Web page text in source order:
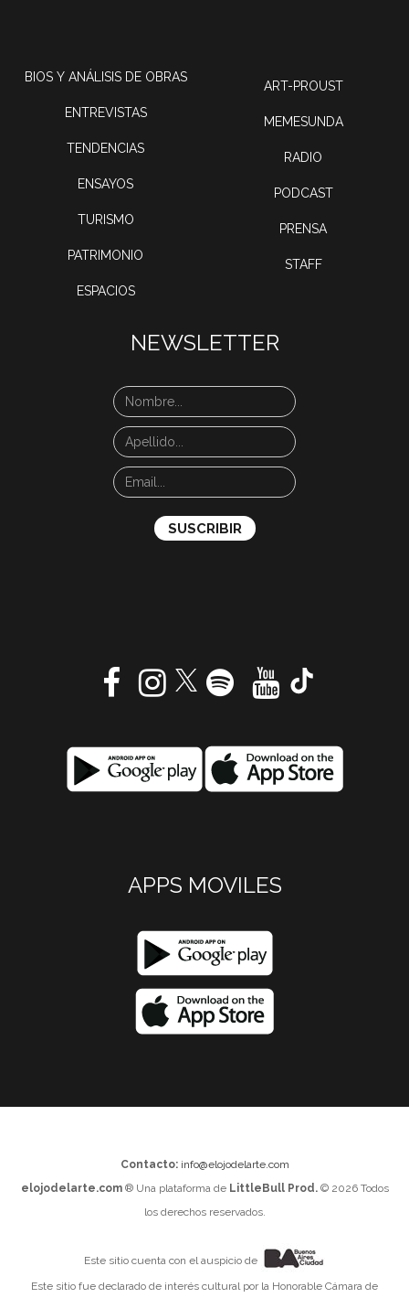
BIOS Y ANÁLISIS DE OBRAS
ENTREVISTAS
TENDENCIAS
ENSAYOS
TURISMO
PATRIMONIO
ESPACIOS
ART-PROUST
MEMESUNDA
RADIO
PODCAST
PRENSA
STAFF
NEWSLETTER
APPS MOVILES
Contacto: info@elojodelarte.com
elojodelarte.com® Una plataforma de LittleBull Prod.© 2026 Todos
los derechos reservados.
Este sitio cuenta con el auspicio de
Este sitio fue declarado de interés cultural por la Honorable Cámara de